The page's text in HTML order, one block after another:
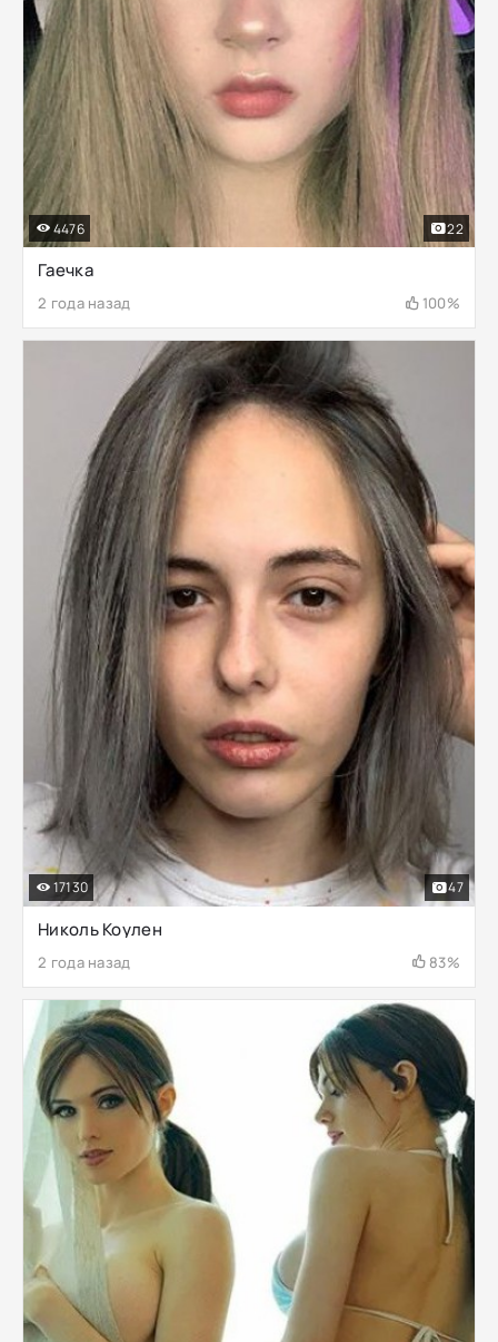
Гаечка
2 года назад 100%
4476 22
Николь Коулен
2 года назад 83%
17130 47